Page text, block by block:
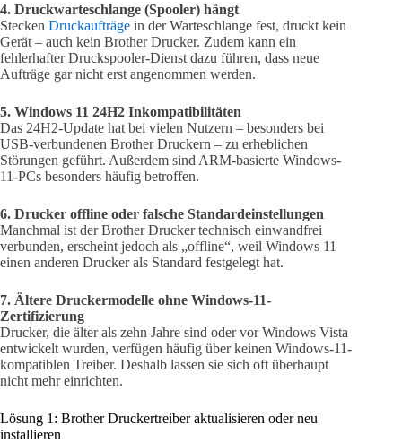
4. Druckwarteschlange (Spooler) hängt
Stecken Druckaufträge in der Warteschlange fest, druckt kein
Gerät – auch kein Brother Drucker. Zudem kann ein
fehlerhafter Druckspooler-Dienst dazu führen, dass neue
Aufträge gar nicht erst angenommen werden.
5. Windows 11 24H2 Inkompatibilitäten
Das 24H2-Update hat bei vielen Nutzern – besonders bei
USB-verbundenen Brother Druckern – zu erheblichen
Störungen geführt. Außerdem sind ARM-basierte Windows-
11-PCs besonders häufig betroffen.
6. Drucker offline oder falsche Standardeinstellungen
Manchmal ist der Brother Drucker technisch einwandfrei
verbunden, erscheint jedoch als „offline“, weil Windows 11
einen anderen Drucker als Standard festgelegt hat.
7. Ältere Druckermodelle ohne Windows-11-
Zertifizierung
Drucker, die älter als zehn Jahre sind oder vor Windows Vista
entwickelt wurden, verfügen häufig über keinen Windows-11-
kompatiblen Treiber. Deshalb lassen sie sich oft überhaupt
nicht mehr einrichten.
Lösung 1: Brother Druckertreiber aktualisieren oder neu
installieren